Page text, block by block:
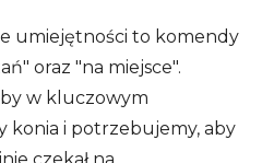
umiejętności to komendy
oraz "na miejsce".
w kluczowym
konia i potrzebujemy, aby
czekał na